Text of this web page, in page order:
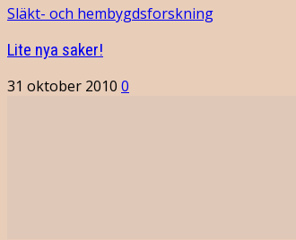
Släkt- och hembygdsforskning
Lite nya saker!
31 oktober 2010 0